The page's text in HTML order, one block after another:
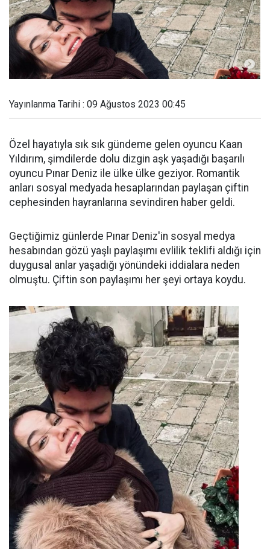
Yayınlanma Tarihi : 09 Ağustos 2023 00:45
Özel hayatıyla sık sık gündeme gelen oyuncu Kaan
Yıldırım, şimdilerde dolu dizgin aşk yaşadığı başarılı
oyuncu Pınar Deniz ile ülke ülke geziyor. Romantik
anları sosyal medyada hesaplarından paylaşan çiftin
cephesinden hayranlarına sevindiren haber geldi.
Geçtiğimiz günlerde Pınar Deniz'in sosyal medya
hesabından gözü yaşlı paylaşımı evlilik teklifi aldığı için
duygusal anlar yaşadığı yönündeki iddialara neden
olmuştu. Çiftin son paylaşımı her şeyi ortaya koydu.